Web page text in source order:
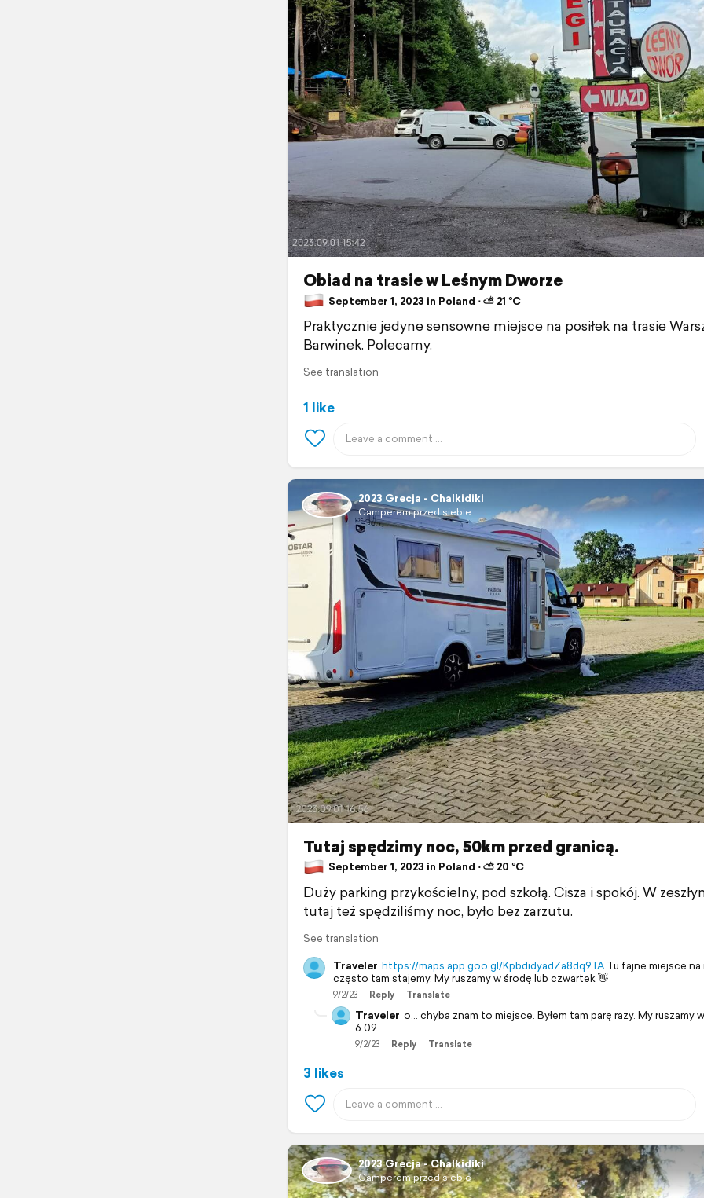
Obiad na trasie w Leśnym Dworze
September 1, 2023 in Poland ⋅ ⛅ 21 °C
Praktycznie jedyne sensowne miejsce na posiłek na trasie
Barwinek. Polecamy.
See translation
1 like
2023 Grecja - Chalkidiki
Camperem przed siebie
Tutaj spędzimy noc, 50km przed granicą.
September 1, 2023 in Poland ⋅ ⛅ 20 °C
Duży parking przykościelny, pod szkołą. Cisza i spokój. W
tutaj też spędziliśmy noc, było bez zarzutu.
See translation
Traveler https://maps.app.goo.gl/KpbdidyadZa8dq9TATu fajne miejsce na
często tam stajemy. My ruszamy w środę lub czwartek 👋
9/2/23 Reply Translate
Traveler o... chyba znam to miejsce. Byłem tam parę razy. My ruszamy
6.09.
9/2/23 Reply Translate
3 likes
2023 Grecja - Chalkidiki
Camperem przed siebie